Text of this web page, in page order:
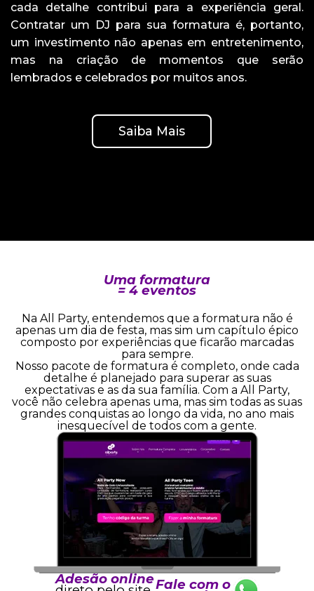
cada detalhe contribui para a experiência geral.
Contratar um DJ para sua formatura é, portanto,
um investimento não apenas em entretenimento,
mas na criação de momentos que serão
lembrados e celebrados por muitos anos.
Saiba Mais
Uma formatura
= 4 eventos
Na All Party, entendemos que a formatura não é
apenas um dia de festa, mas sim um capítulo épico
composto por experiências que ficarão marcadas
para sempre.
Nosso pacote de formatura é completo, onde cada
detalhe é planejado para superar as suas
expectativas e as da sua família. Com a All Party,
você não celebra apenas uma, mas sim todas as suas
grandes conquistas ao longo da vida, no ano mais
inesquecível de todos com a gente.
Adesão onlineFale com o